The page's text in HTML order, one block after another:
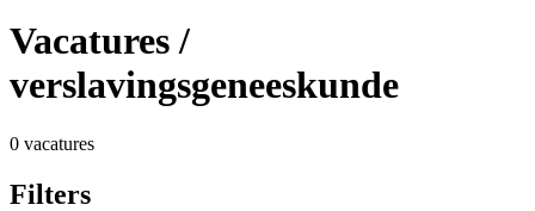
Vacatures/
verslavingsgeneeskunde
0 vacatures
Filters